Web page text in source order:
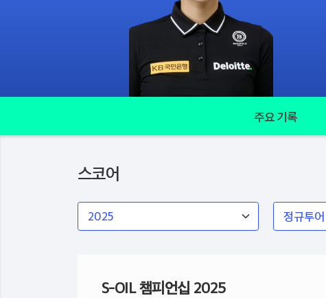
주요 기록
스코어
S-OIL 챔피언십 2025